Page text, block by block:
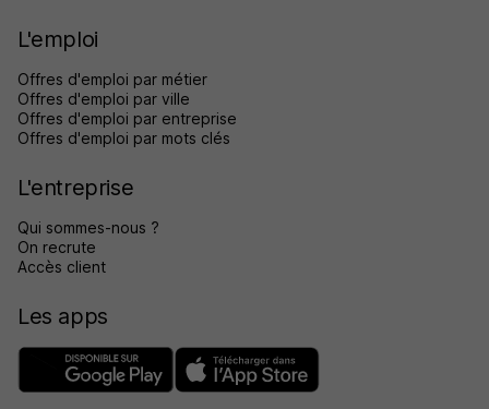
L'emploi
Offres d'emploi par métier
Offres d'emploi par ville
Offres d'emploi par entreprise
Offres d'emploi par mots clés
L'entreprise
Qui sommes-nous ?
On recrute
Accès client
Les apps